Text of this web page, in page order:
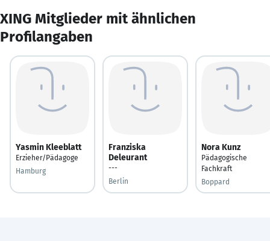
XING Mitglieder mit ähnlichen
Profilangaben
Yasmin Kleeblatt
Erzieher/Pädagoge
Hamburg
Franziska
Deleurant
---
Berlin
Nora Kunz
Pädagogische
Fachkraft
Boppard